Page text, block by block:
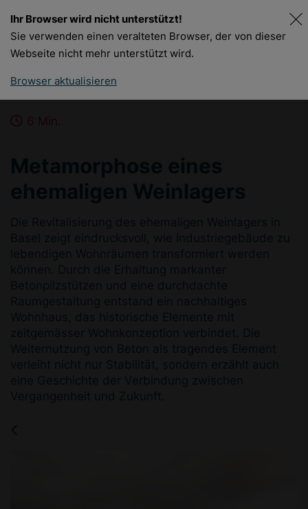
Ihr Browser wird nicht unterstützt!
Sie verwenden einen veralteten Browser, der von dieser
Webseite nicht mehr unterstützt wird.
Browser aktualisieren